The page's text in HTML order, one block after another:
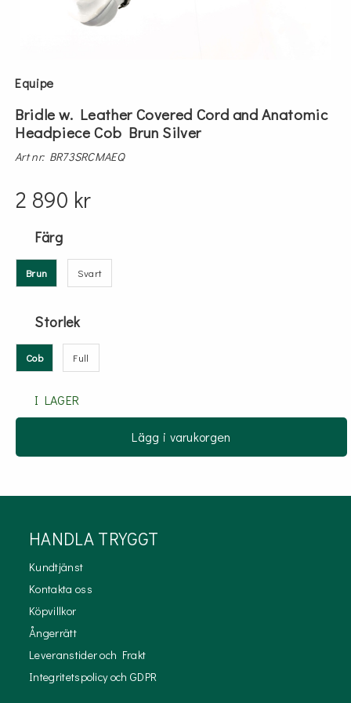
Equipe
Bridle w. Leather Covered Cord and Anatomic
Headpiece Cob Brun Silver
Art nr: BR73SRCMAEQ
2 890 kr
Färg
Brun Svart
Storlek
Cob Full
I LAGER
Lägg i varukorgen
HANDLA TRYGGT
Kundtjänst
Kontakta oss
Köpvillkor
Ångerrätt
Leveranstider och Frakt
Integritetspolicy och GDPR